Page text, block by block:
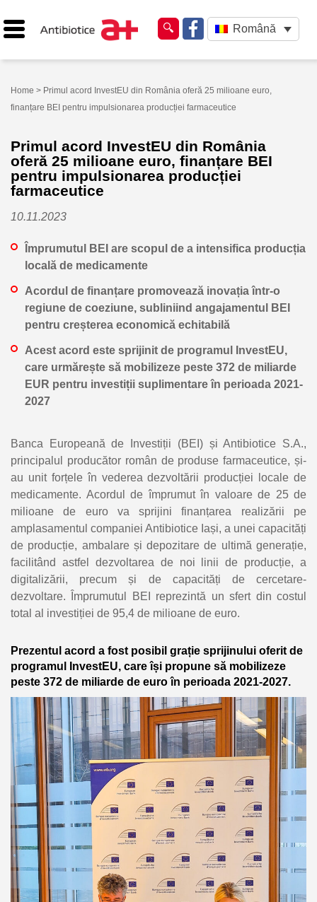
Română
Home > Primul acord InvestEU din România oferă 25 milioane euro,
finanțare BEI pentru impulsionarea producției farmaceutice
Primul acord InvestEU din România
oferă 25 milioane euro, finanțare BEI
pentru impulsionarea producției
farmaceutice
10.11.2023
Împrumutul BEI are scopul de a intensifica producția
locală de medicamente
Acordul de finanțare promovează inovația într-o
regiune de coeziune, subliniind angajamentul BEI
pentru creșterea economică echitabilă
Acest acord este sprijinit de programul InvestEU,
care urmărește să mobilizeze peste 372 de miliarde
EUR pentru investiții suplimentare în perioada 2021-
2027
Banca Europeană de Investiții (BEI) și Antibiotice S.A.,
principalul producător român de produse farmaceutice, și-
au unit forțele în vederea dezvoltării producției locale de
medicamente. Acordul de împrumut în valoare de 25 de
milioane de euro va sprijini finanțarea realizării pe
amplasamentul companiei Antibiotice Iași, a unei capacități
de producție, ambalare și depozitare de ultimă generație,
facilitând astfel dezvoltarea de noi linii de producție, a
digitalizării, precum și de capacități de cercetare-
dezvoltare. Împrumutul BEI reprezintă un sfert din costul
total al investiției de 95,4 de milioane de euro.
Prezentul acord a fost posibil grație sprijinului oferit de
programul InvestEU, care își propune să mobilizeze
peste 372 de miliarde de euro în perioada 2021-2027.